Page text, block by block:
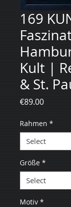
169
Kult |
& St.
€89.00Price
Rahmen *
Größe *
Motiv *